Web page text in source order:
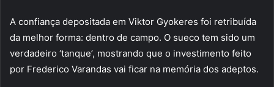
A confiança depositada em Viktor Gyokeres foi retribuída
da melhor forma: dentro de campo. O sueco tem sido um
verdadeiro ‘tanque’, mostrando que o investimento feito
por Frederico Varandas vai ficar na memória dos adeptos.